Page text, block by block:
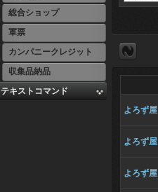
総合ショップ
軍票
カンパニークレジット
収集品納品
テキストコマンド
よろず屋
よろず屋
よろず屋